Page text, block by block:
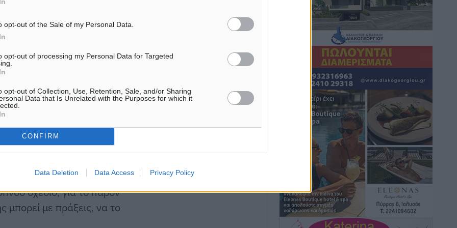
opt-out of the Sale of my Personal Data.
opt-out of processing my Personal Data for Targeted
opt-out of Collection, Use, Retention, Sale, and/or Sharing
Data that Is Unrelated with the Purposes for which it
CONFIRM
Data Deletion Data Access Privacy Policy
η αναστύλωση και
τη δέσμευση, για την
όπως κανείς δεν την
υποδεχθούμε κι άλλα
εμείς να τα
που θα το φέρουμε.
σχέδιο, για το παρόν
μπορεί με πράξεις, να το
συνεργασία Ρόδου με το Αττικόν για το
Ακτινοθεραπευτικό
Τοπικές Ειδήσεις• πριν 55 λεπτά
Σούπερ μάρκετ: Διευρύνεται η εθνική
πρωτοβουλία για τις τιμές – Eρχονται
νέες συμμετοχές εταιρειών
• πριν 1 ώρα
Συνελήφθησαν έξι άτομα για
ηχορύπανση από καταστήματα στο
Νότιο Αιγαίο
Τοπικές Ειδήσεις πριν 1 ώρα
15 Αυγούστου 2026: Πώς θα
πληρωθούν όσοι εργαστούν την αργία –
Τι ισχύει για πενθήμερο, εξαήμερο και